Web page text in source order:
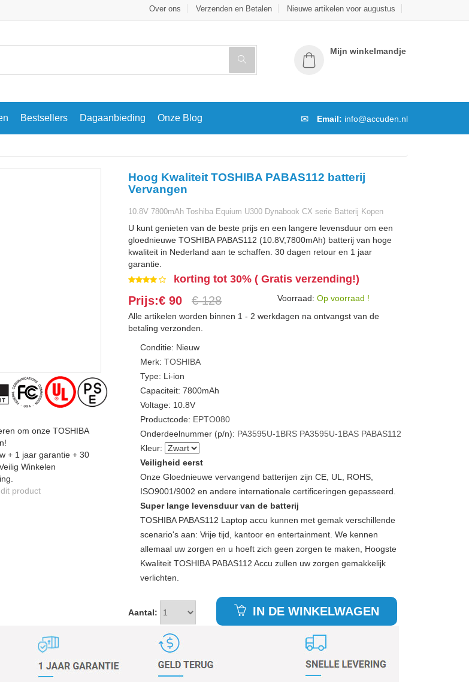
Over ons Verzenden en Betalen Nieuwe artikelen voor augustus
Mijn winkelmandje
Bestsellers Dagaanbieding Onze Blog Email: info@accuden.nl
om onze TOSHIBA
+ 1 jaar garantie + 30
Winkelen
product
Hoog Kwaliteit TOSHIBA PABAS112 batterij
Vervangen
10.8V 7800mAh Toshiba Equium U300 Dynabook CX serie Batterij Kopen
U kunt genieten van de beste prijs en een langere levensduur om een
gloednieuwe TOSHIBA PABAS112 (10.8V,7800mAh) batterij van hoge
kwaliteit in Nederland aan te schaffen. 30 dagen retour en 1 jaar
garantie.
korting tot 30% ( Gratis verzending!)
Prijs:€ 90 € 128 Voorraad: Op voorraad !
Alle artikelen worden binnen 1 - 2 werkdagen na ontvangst van de
betaling verzonden.
Conditie: Nieuw
Merk:TOSHIBA
Type: Li-ion
Capaciteit: 7800mAh
Voltage: 10.8V
Productcode: EPTO080
Onderdeelnummer (p/n): PA3595U-1BRS PA3595U-1BAS PABAS112
Kleur:
Veiligheid eerst
Onze Gloednieuwe vervangend batterijen zijn CE, UL, ROHS,
ISO9001/9002 en andere internationale certificeringen gepasseerd.
Super lange levensduur van de batterij
TOSHIBA PABAS112 Laptop accu kunnen met gemak verschillende
scenario's aan: Vrije tijd, kantoor en entertainment. We kennen
allemaal uw zorgen en u hoeft zich geen zorgen te maken, Hoogste
Kwaliteit TOSHIBA PABAS112 Accu zullen uw zorgen gemakkelijk
verlichten.
Aantal: IN DE WINKELWAGEN